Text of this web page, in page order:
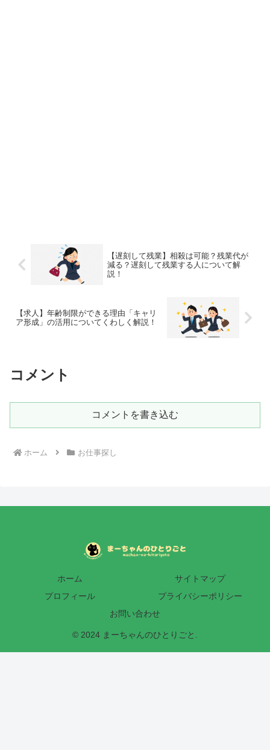
【遅刻して残業】相殺は可能？残業代が
減る？遅刻して残業する人について解
説！
【求人】年齢制限ができる理由「キャリ
ア形成」の活用についてくわしく解説！
コメント
コメントを書き込む
ホーム お仕事探し
ホーム
サイトマップ
プロフィール
プライバシーポリシー
お問い合わせ
© 2024 まーちゃんのひとりごと.